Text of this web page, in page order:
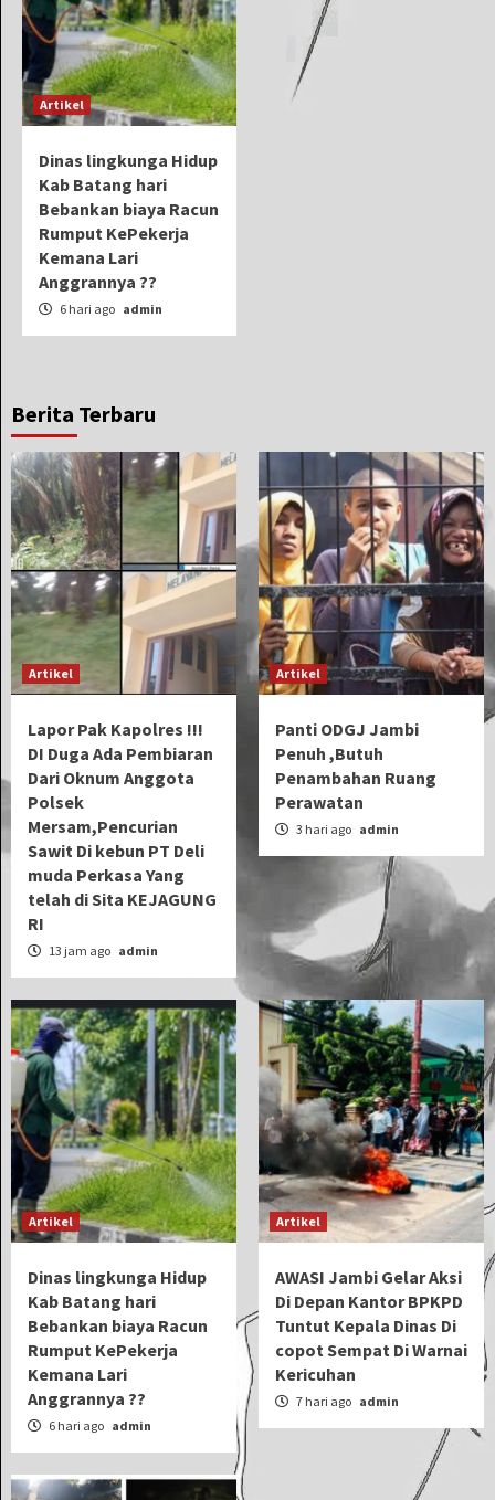
Artikel
Dinas lingkunga Hidup
Kab Batang hari
Bebankan biaya Racun
Rumput KePekerja
Kemana Lari
Anggrannya ??
6 hari ago admin
Berita Terbaru
Artikel
Lapor Pak Kapolres !!!
DI Duga Ada Pembiaran
Dari Oknum Anggota
Polsek
Mersam,Pencurian
Sawit Di kebun PT Deli
muda Perkasa Yang
telah di Sita KEJAGUNG
RI
13 jam ago admin
Artikel
Panti ODGJ Jambi
Penuh ,Butuh
Penambahan Ruang
Perawatan
3 hari ago admin
Artikel
Dinas lingkunga Hidup
Kab Batang hari
Bebankan biaya Racun
Rumput KePekerja
Kemana Lari
Anggrannya ??
6 hari ago admin
Artikel
AWASI Jambi Gelar Aksi
Di Depan Kantor BPKPD
Tuntut Kepala Dinas Di
copot Sempat Di Warnai
Kericuhan
7 hari ago admin